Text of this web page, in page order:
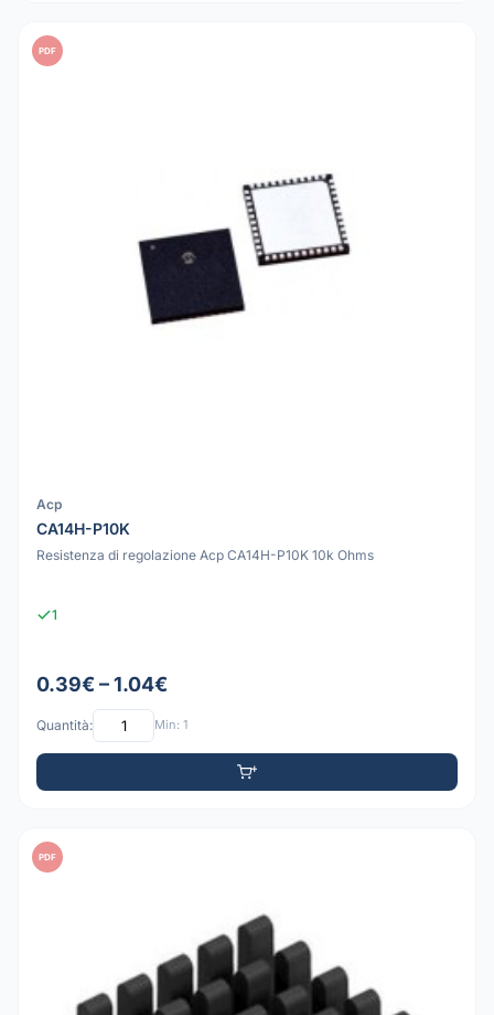
PDF
Acp
CA14H-P10K
Resistenza di regolazione Acp CA14H-P10K 10k Ohms
1
0.39€ – 1.04€
Quantità: Min: 1
PDF